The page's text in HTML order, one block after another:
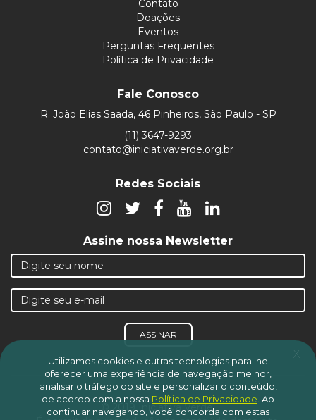
Contato
Doações
Eventos
Perguntas Frequentes
Política de Privacidade
Fale Conosco
R. João Elias Saada, 46 Pinheiros, São Paulo - SP
(11) 3647-9293
contato@iniciativaverde.org.br
Redes Sociais
Assine nossa Newsletter
ASSINAR
© 2019 Iniciativa Verde.
x
Utilizamos cookies e outras tecnologias para lhe
oferecer uma experiência de navegação melhor,
analisar o tráfego do site e personalizar o conteúdo,
de acordo com a nossa Política de Privacidade Ao
continuar navegando, você concorda com estas